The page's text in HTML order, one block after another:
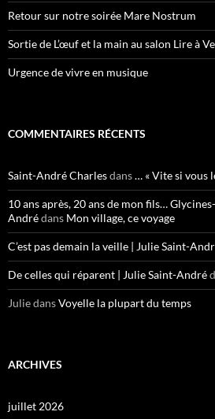
Retour sur notre soirée Mare Nostrum
Sortie de L’œuf et la main au salon Lire à
Urgence de vivre en musique
COMMENTAIRES RÉCENTS
Saint-André Charlesdans… « Vite si vous
10 ans après, 20 ans de mon fils…
Andrédans Mon village, ce voyage
C’est pas demain la veille | Julie Saint-
De celles qui réparent | Julie Saint-André
JuliedansVoyelle la plupart du temps
ARCHIVES
juillet 2026